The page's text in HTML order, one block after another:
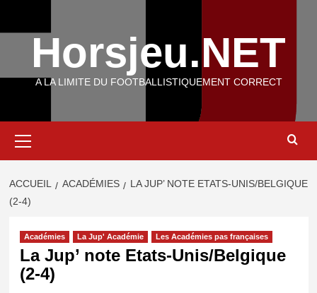
Horsjeu.NET
A LA LIMITE DU FOOTBALLISTIQUEMENT CORRECT
principal
ACCUEIL ACADÉMIES
LA JUP’ NOTE ETATS-UNIS/BELGIQUE
(2-4)
Académies La Jup' Académie Les Académies pas françaises
La Jup’ note Etats-Unis/Belgique
(2-4)